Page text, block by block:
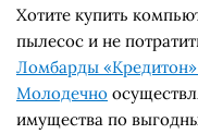
Хотите купить
пылесос и не
Ломбарды
Молодечно
имущества по